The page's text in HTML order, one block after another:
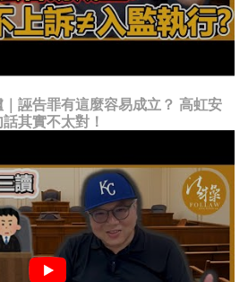
誣告罪有這麼容易成立？ 高虹安
其實不太對！